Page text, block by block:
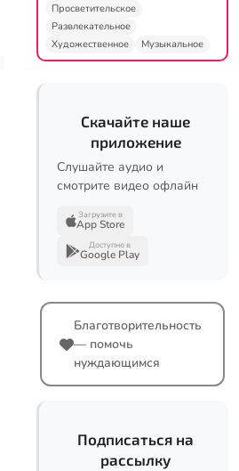
Просветительское
Развлекательное
Художественное
Музыкальное
Скачайте наше
приложение
Слушайте аудио и
смотрите видео офлайн
Загрузите в
App Store
Доступно в
Google Play
Благотворительность
— помочь
нуждающимся
Подписаться на
рассылку